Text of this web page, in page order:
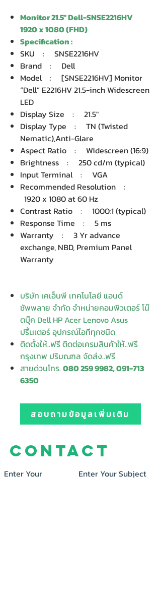
Monitor 21.5'' Dell-SNSE2216HV
1920 x 1080 (FHD)
Specification :
SKU : SNSE2216HV
Brand : Dell
Model : [SNSE2216HV] Monitor
“Dell” E2216HV 21.5-inch Widescreen
LED
Display Size : 21.5″
Display Type : TN (Twisted
Nematic),Anti-Glare
Aspect Ratio : Widescreen (16:9)
Brightness : 250 cd/m (typical)
Input Terminal : VGA
Recommended Resolution :
1920 x 1080 at 60 Hz
Contrast Ratio : 1000:1 (typical)
Response Time : 5 ms
Warranty : 3 Yr advance
exchange, NBD, Premium Panel
Warranty
บริษัท เคเอ็นพี เทคโนโลยี แอนด์
ซัพพลาย จำกัด จำหน่ายคอมพิวเตอร์ โน๊
ตบุ๊ค Dell HP Acer Lenovo Asus
ปริ้นเตอร์ อุปกรณ์ไอทีทุกชนิด
ติดตั้งให้..ฟรี ติดต่อเครมสินค้าให้..ฟรี
กรุงเทพ ปริมณฑล จัดส่ง..ฟรี
สายด่วนโทร.080 259 9982, 091-713
6350
สอบถามข้อมูลเพิ่มเติม
Contact
Enter Your Enter Your Subject